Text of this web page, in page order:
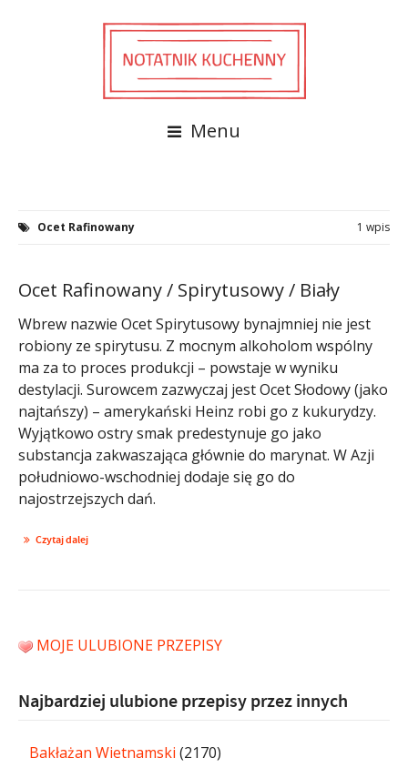
Menu
Ocet Rafinowany 1 wpis
Ocet Rafinowany / Spirytusowy / Biały
Wbrew nazwie Ocet Spirytusowy bynajmniej nie jest
robiony ze spirytusu. Z mocnym alkoholom wspólny
ma za to proces produkcji – powstaje w wyniku
destylacji. Surowcem zazwyczaj jest Ocet Słodowy (jako
najtańszy) – amerykański Heinz robi go z kukurydzy.
Wyjątkowo ostry smak predestynuje go jako
substancja zakwaszająca głównie do marynat. W Azji
południowo-wschodniej dodaje się go do
najostrzejszych dań.
Czytaj dalej
MOJE ULUBIONE PRZEPISY
Najbardziej ulubione przepisy przez innych
Bakłażan Wietnamski (2170)